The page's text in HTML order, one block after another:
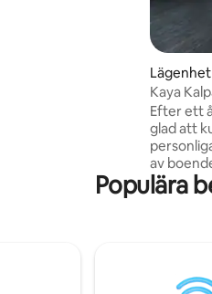
Kaya
Condesa
Efter ett
glad att
personliga
av
Idealisk
alla
Populära